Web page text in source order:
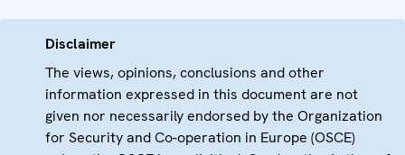
Disclaimer
The views, opinions, conclusions and other
information expressed in this document are not
given nor necessarily endorsed by the Organization
for Security and Co-operation in Europe (OSCE)